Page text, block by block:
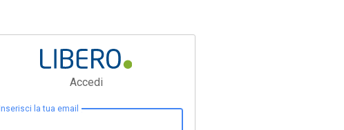
Accedi
Inserisci la tua email